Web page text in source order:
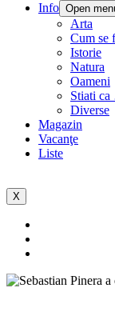
Info Open
Arta
Cum se
Istorie
Natura
Oameni
Stiati
Diverse
Magazin
Vacanţe
Liste
X